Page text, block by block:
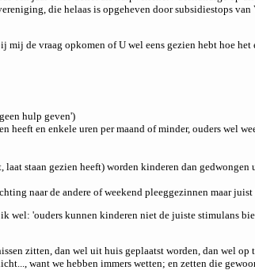
die helaas is opgeheven door subsidiestops
de vraag opkomen of U wel eens gezien hebt hoe
hulp geven')
en enkele uren per maand of minder, ouders wel
staan gezien heeft) worden kinderen dan
naar de andere of weekend pleeggezinnen maar
'ouders kunnen kinderen niet de juiste stimulans
zitten, dan wel uit huis geplaatst worden, dan wel
want we hebben immers wetten; en zetten die